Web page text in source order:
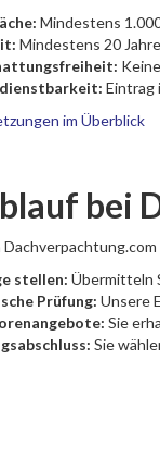
Mindestens
Mindestens 20
Eintrag
im Überblick
bei
stellen: Übermitteln
Prüfung: Unsere
Sie
Sie